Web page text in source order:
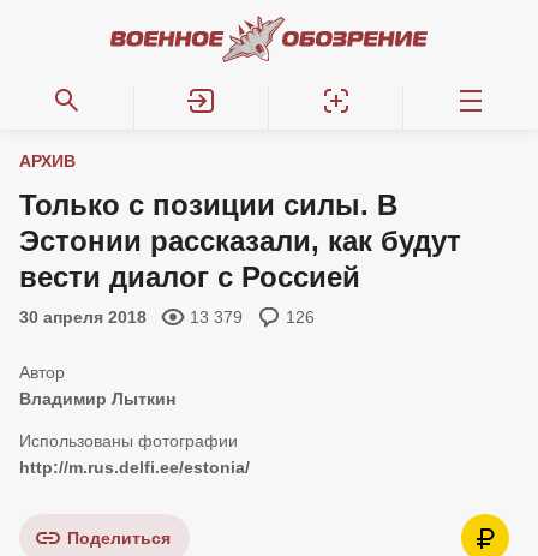
АРХИВ
Только с позиции силы. В
Эстонии рассказали, как будут
вести диалог с Россией
30 апреля 2018 13 379 126
Владимир Лыткин
http://m.rus.delfi.ee/estonia/
Поделиться